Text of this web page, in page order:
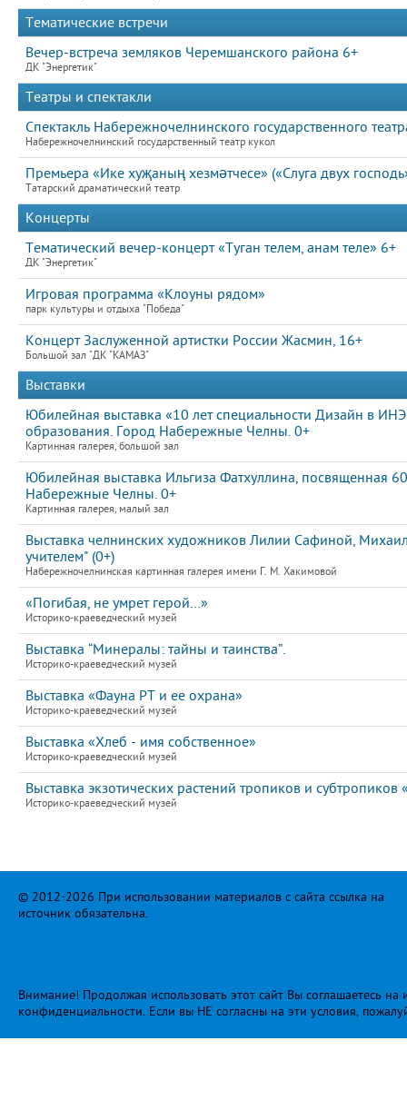
Тематические встречи
Вечер-встреча земляков Черемшанского района 6+
ДК "Энергетик"
Театры и спектакли
Спектакль Набережночелнинского государственного
Набережночелнинский государственный театр кукол
Премьера «Ике хуҗаның хезмәтчесе» («Слуга двух
Татарский драматический театр
Концерты
Тематический вечер-концерт «Туган телем, анам теле» 6+
ДК "Энергетик"
Игровая программа «Клоуны рядом»
парк культуры и отдыха "Победа"
Концерт Заслуженной артистки России Жасмин, 16+
Большой зал "ДК "КАМАЗ"
Выставки
Юбилейная выставка «10 лет специальности Дизайн в
образования. Город Набережные Челны. 0+
Картинная галерея, большой зал
Юбилейная выставка Ильгиза Фатхуллина, посвященная
Набережные Челны. 0+
Картинная галерея, малый зал
Выставка челнинских художников Лилии Сафиной,
учителем" (0+)
Набережночелнинская картинная галерея имени Г. М. Хакимовой
«Погибая, не умрет герой…»
Историко-краеведческий музей
Выставка “Минералы: тайны и таинства”.
Историко-краеведческий музей
Выставка «Фауна РТ и ее охрана»
Историко-краеведческий музей
Выставка «Хлеб - имя собственное»
Историко-краеведческий музей
Выставка экзотических растений тропиков и
Историко-краеведческий музей
© 2012-2026 При использовании материалов с сайта ссылка на
источник обязательна.
Внимание! Продолжая использовать этот сайт Вы соглашаетесь
конфиденциальности. Если вы НЕ согласны на эти условия,